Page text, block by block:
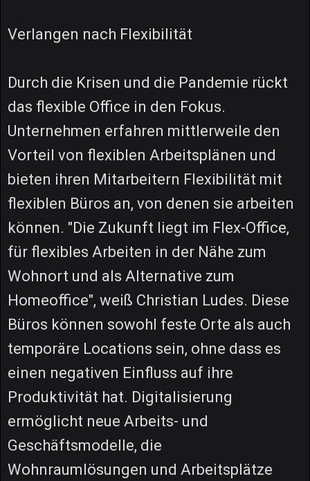
Verlangen nach Flexibilität
Durch die Krisen und die Pandemie rückt
das flexible Office in den Fokus.
Unternehmen erfahren mittlerweile den
Vorteil von flexiblen Arbeitsplänen und
bieten ihren Mitarbeitern Flexibilität mit
flexiblen Büros an, von denen sie arbeiten
können. "Die Zukunft liegt im Flex-Office,
für flexibles Arbeiten in der Nähe zum
Wohnort und als Alternative zum
Homeoffice", weiß Christian Ludes. Diese
Büros können sowohl feste Orte als auch
temporäre Locations sein, ohne dass es
einen negativen Einfluss auf ihre
Produktivität hat. Digitalisierung
ermöglicht neue Arbeits- und
Geschäftsmodelle, die
Wohnraumlösungen und Arbeitsplätze